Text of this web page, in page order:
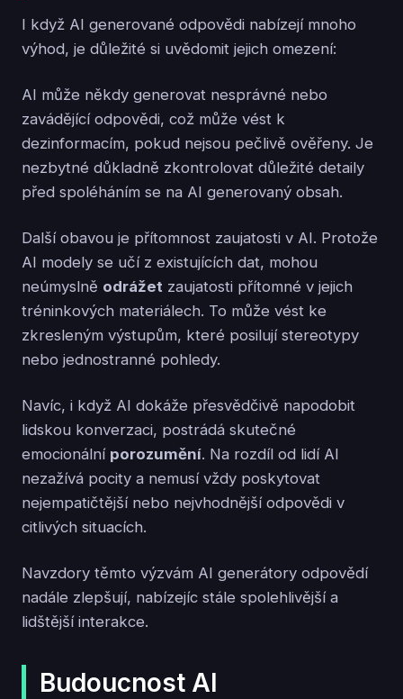
I když AI generované odpovědi nabízejí mnoho
výhod, je důležité si uvědomit jejich omezení:
AI může někdy generovat nesprávné nebo
zavádějící odpovědi, což může vést k
dezinformacím, pokud nejsou pečlivě ověřeny. Je
nezbytné důkladně zkontrolovat důležité detaily
před spoléháním se na AI generovaný obsah.
Další obavou je přítomnost zaujatosti v AI. Protože
AI modely se učí z existujících dat, mohou
neúmyslně odrážet zaujatosti přítomné v jejich
tréninkových materiálech. To může vést ke
zkresleným výstupům, které posilují stereotypy
nebo jednostranné pohledy.
Navíc, i když AI dokáže přesvědčivě napodobit
lidskou konverzaci, postrádá skutečné
emocionální porozumění. Na rozdíl od lidí AI
nezažívá pocity a nemusí vždy poskytovat
nejempatičtější nebo nejvhodnější odpovědi v
citlivých situacích.
Navzdory těmto výzvám AI generátory odpovědí
nadále zlepšují, nabízejíc stále spolehlivější a
lidštější interakce.
Budoucnost AI